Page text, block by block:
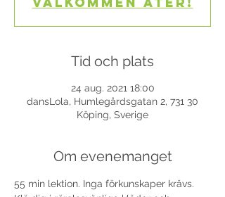
Tid och plats
24 aug. 2021 18:00
dansLola, Humlegårdsgatan 2, 731 30
Köping, Sverige
Om evenemanget
55 min lektion. Inga förkunskaper krävs.